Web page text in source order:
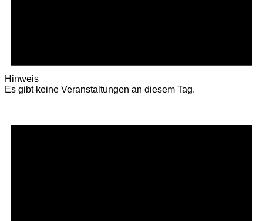
Hinweis
Es gibt keine Veranstaltungen an diesem Tag.